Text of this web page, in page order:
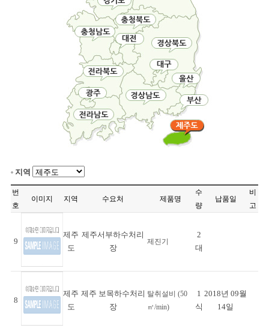
지역
번
호
이미지 지역 수요처 제품명
수
량
납품일
비
고
9
제주
도
제주서부하수처리
장
제진기
2
대
8
제주
도
제주 보목하수처리
장
탈취설비 (50
㎥/min)
1
식
2018년 09월
14일